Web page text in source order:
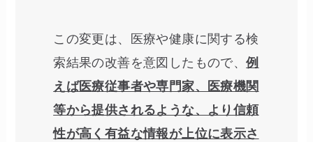
この変更は、医療や健康に関する検
索結果の改善を意図したもので、例
えば医療従事者や専門家、医療機関
等から提供されるような、より信頼
性が高く有益な情報が上位に表示さ